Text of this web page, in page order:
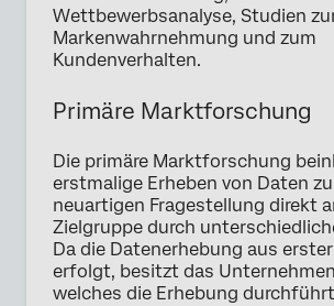
Wettbewerbsanalyse, Studien
Markenwahrnehmung und zum
Kundenverhalten.
Primäre Marktforschung
Die primäre Marktforschung
erstmalige Erheben von Daten
neuartigen Fragestellung direkt
Zielgruppe durch
Da die Datenerhebung aus
erfolgt, besitzt das
welches die Erhebung